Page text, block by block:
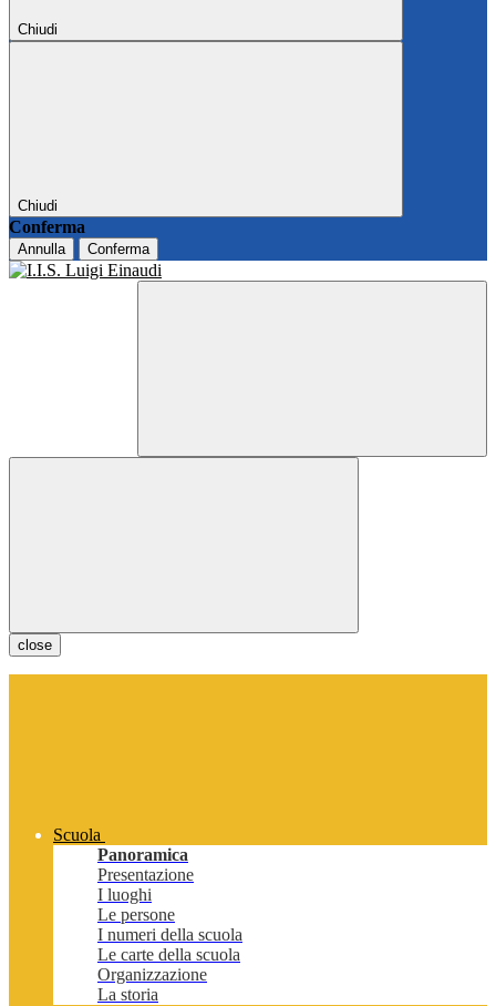
Chiudi
Chiudi
Conferma
Annulla Conferma
close
Scuola
Panoramica
Presentazione
I luoghi
Le persone
I numeri della scuola
Le carte della scuola
Organizzazione
La storia